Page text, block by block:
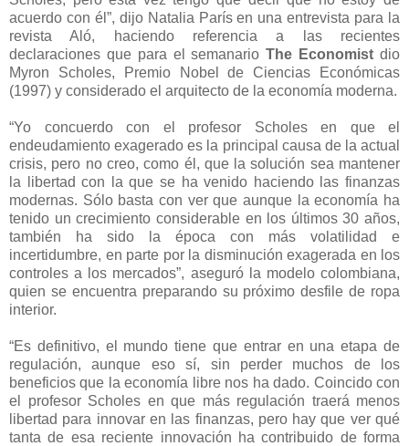
acuerdo con él”, dijo Natalia París en una entrevista para la
revista Aló, haciendo referencia a las recientes
declaraciones que para el semanarioThe Economist dio
Myron Scholes, Premio Nobel de Ciencias Económicas
(1997) y considerado el arquitecto de la economía moderna.
“Yo concuerdo con el profesor Scholes en que el
endeudamiento exagerado es la principal causa de la actual
crisis, pero no creo, como él, que la solución sea mantener
la libertad con la que se ha venido haciendo las finanzas
modernas. Sólo basta con ver que aunque la economía ha
tenido un crecimiento considerable en los últimos 30 años,
también ha sido la época con más volatilidad e
incertidumbre, en parte por la disminución exagerada en los
controles a los mercados”, aseguró la modelo colombiana,
quien se encuentra preparando su próximo desfile de ropa
interior.
“Es definitivo, el mundo tiene que entrar en una etapa de
regulación, aunque eso sí, sin perder muchos de los
beneficios que la economía libre nos ha dado. Coincido con
el profesor Scholes en que más regulación traerá menos
libertad para innovar en las finanzas, pero hay que ver qué
tanta de esa reciente innovación ha contribuido de forma